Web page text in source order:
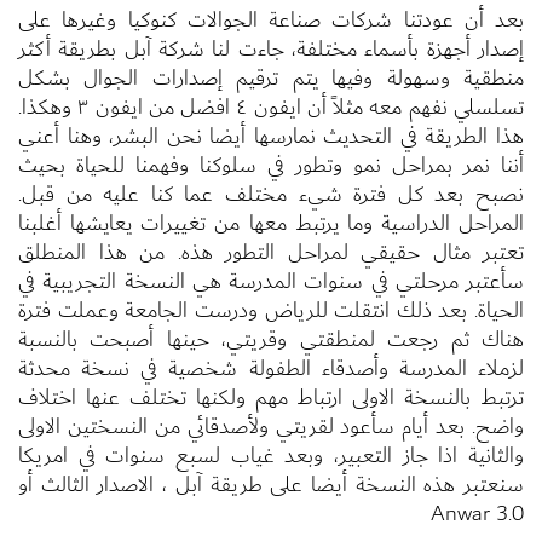
بعد أن عودتنا شركات صناعة الجوالات كنوكيا وغيرها على
إصدار أجهزة بأسماء مختلفة، جاءت لنا شركة آبل بطريقة أكثر
منطقية وسهولة وفيها يتم ترقيم إصدارات الجوال بشكل
تسلسلي نفهم معه مثلاً أن ايفون ٤ افضل من ايفون ٣ وهكذا .
هذا الطريقة في التحديث نمارسها أيضا نحن البشر، وهنا أعني
أننا نمر بمراحل نمو وتطور في سلوكنا وفهمنا للحياة بحيث
نصبح بعد كل فترة شيء مختلف عما كنا عليه من قبل.
المراحل الدراسية وما يرتبط معها من تغييرات يعايشها أغلبنا
تعتبر مثال حقيقي لمراحل التطور هذه. من هذا المنطلق
سأعتبر مرحلتي في سنوات المدرسة هي النسخة التجريبية في
الحياة. بعد ذلك انتقلت للرياض ودرست الجامعة وعملت فترة
هناك ثم رجعت لمنطقتي وقريتي، حينها أصبحت بالنسبة
لزملاء المدرسة وأصدقاء الطفولة شخصية في نسخة محدثة
ترتبط بالنسخة الاولى ارتباط مهم ولكنها تختلف عنها اختلاف
واضح. بعد أيام سأعود لقريتي ولأصدقائي من النسختين الاولى
والثانية اذا جاز التعبير، وبعد غياب لسبع سنوات في امريكا
سنعتبر هذه النسخة أيضا على طريقة آبل ، الاصدار الثالث أو
Anwar 3.0